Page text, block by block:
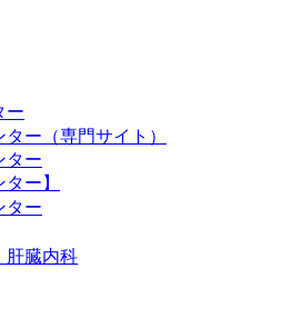
ー
ー（専門サイト）
ター
ー】
ター
肝臓内科